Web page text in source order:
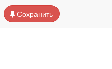
Сохранить